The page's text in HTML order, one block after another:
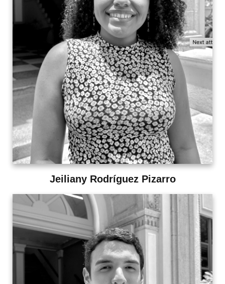
Jeiliany Rodríguez Pizarro